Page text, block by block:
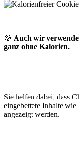
🍪 Auch wir
ganz ohne Kalorien.
Sie helfen dabei, dass
eingebettete Inhalte
angezeigt werden.